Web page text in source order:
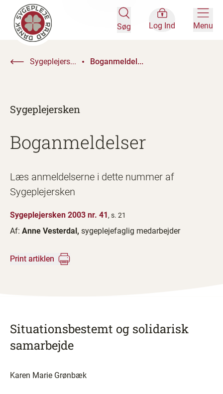
Søg Log Ind Menu
Sygeplejers... Boganmeldel...
Sygeplejersken
Boganmeldelser
Læs anmeldelserne i dette nummer af
Sygeplejersken
Sygeplejersken 2003 nr. 41, s. 21
Af: Anne Vesterdal, sygeplejefaglig medarbejder
Print artiklen
Situationsbestemt og solidarisk
samarbejde
Karen Marie Grønbæk